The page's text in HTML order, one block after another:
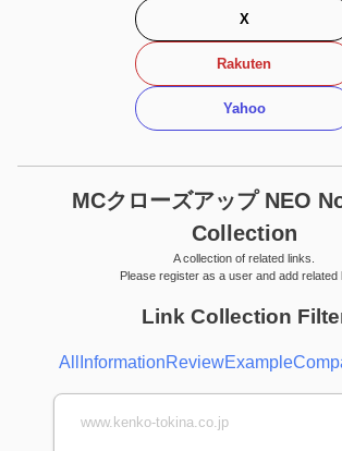
X
Rakuten
Yahoo
MCクローズアップ NEO
Collection
A collection of related links.
Please register as a user and add related
Link Collection
All InformationReviewExample
www.kenko-tokina.co.jp